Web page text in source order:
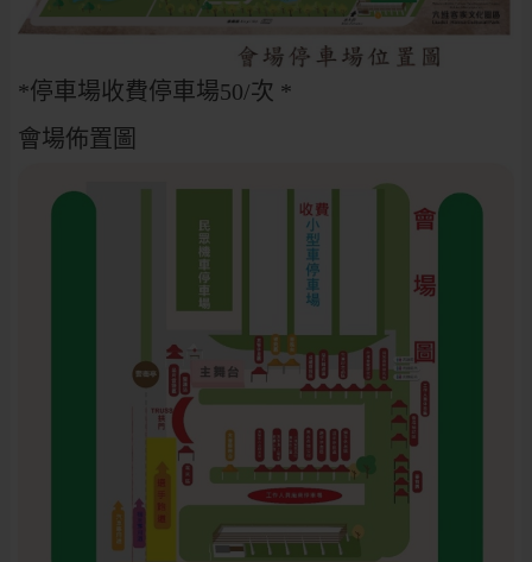
*停車場收費停車場50/次 *
會場佈置圖